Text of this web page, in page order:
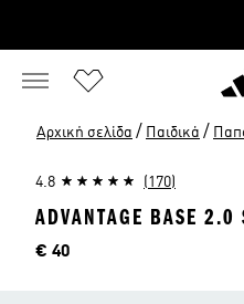
Αρχική σελίδα / Παιδικά /
4.8 (170)
ADVANTAGE BASE 2.0
Τιμή
€ 40